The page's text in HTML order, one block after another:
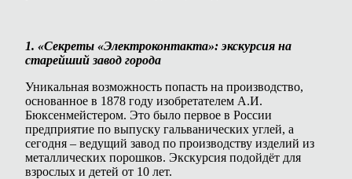
1. «Секреты «Электроконтакта»: экскурсия на
старейший завод города
Уникальная возможность попасть на производство,
основанное в 1878 году изобретателем А.И.
Бюксенмейстером. Это было первое в России
предприятие по выпуску гальванических углей, а
сегодня – ведущий завод по производству изделий из
металлических порошков. Экскурсия подойдёт для
взрослых и детей от 10 лет.